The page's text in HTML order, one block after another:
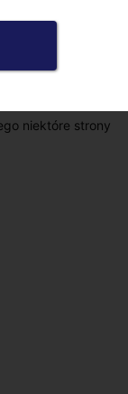
że mam
niektóre strony